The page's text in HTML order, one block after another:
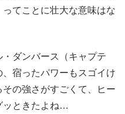
てことに壮大な意味はな
ダンバース（キャプテ
宿ったパワーもスゴイけ
の強さがすごくて、ヒー
ッときたよね…